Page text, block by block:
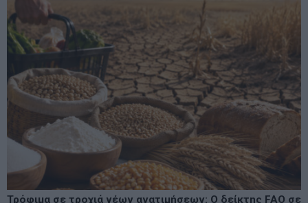
Τρόφιμα σε τροχιά νέων ανατιμήσεων: Ο δείκτης FAO σε